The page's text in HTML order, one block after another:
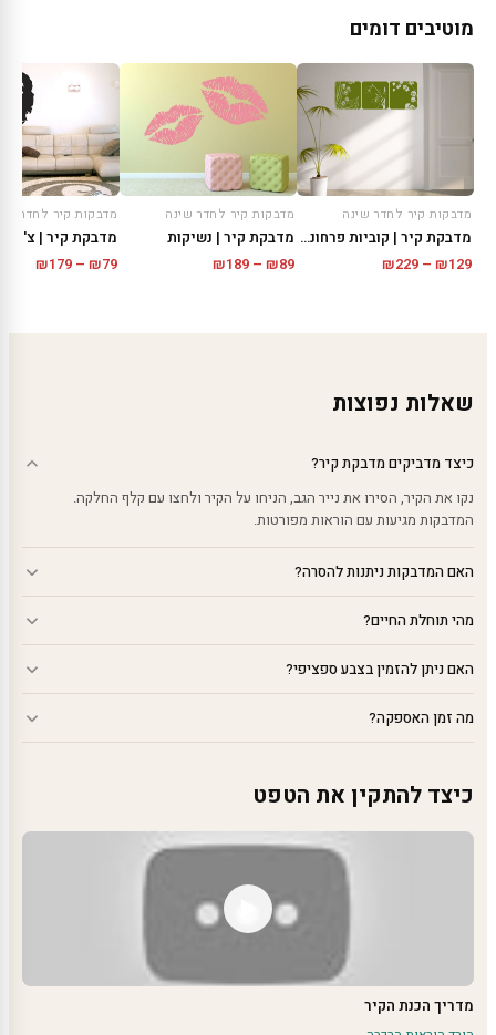
מוטיבים דומים
מדבקות קיר לחדר שינה
מדבקת קיר | קוביות פרחוניות
₪129
–
₪229
מדבקות קיר לחדר שינה
מדבקת קיר | נשיקות
₪89
–
₪189
מדבקות קיר לחדר
מדבקת קיר | צ'ה
₪79
–
₪179
שאלות נפוצות
כיצד מדביקים מדבקת קיר?
נקו את הקיר, הסירו את נייר הגב, הניחו על הקיר ולחצו עם קלף החלקה.
המדבקות מגיעות עם הוראות מפורטות.
האם המדבקות ניתנות להסרה?
מהי תוחלת החיים?
האם ניתן להזמין בצבע ספציפי?
מה זמן האספקה?
כיצד להתקין את הטפט
מדריך הכנת הקיר